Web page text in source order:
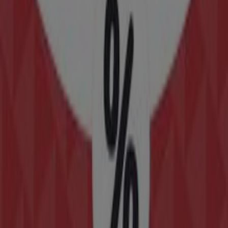
horarios: Domingo , Lunes 09:30 - 21:30, Martes 09:30 -
21:30, Miércoles 09:30 - 21:30, Jueves 09:30 - 21:30,
Viernes 09:30 - 21:30, Sábado 09:30 - 21:30
Actualmente hay 1 catálogos disponibles en esta tienda
de Embargos a lo bestia.
Navega por el último catálogo de Embargos a lo bestia
en Camino viejo de Monteagudo S/N (edificio "La
Verdad") Ofertas Embargos a lo bestia que es válido del
22/8/2023 al 17/7/2028 y no pares de ahorrar.
Tiendas más cercanas
Tomás Maestre, 1, Murcia